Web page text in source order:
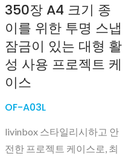
350장 A4 크기 종
이를 위한 투명 스냅
잠금이 있는 대형 활
성 사용 프로젝트 케
이스
OF-A03L
livinbox 스타일리시하고 안
전한 프로젝트 케이스로, 최